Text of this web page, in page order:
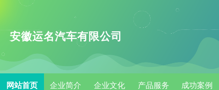
安徽运名汽车有限公司
网站首页 企业简介 企业文化 产品服务 成功案例